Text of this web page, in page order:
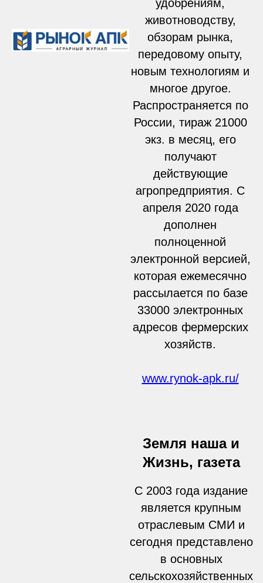
удобрениям,
животноводству,
обзорам рынка,
передовому опыту,
новым технологиям и
многое другое.
Распространяется по
России, тираж 21000
экз. в месяц, его
получают
действующие
агропредприятия. С
апреля 2020 года
дополнен
полноценной
электронной версией,
которая ежемесячно
рассылается по базе
33000 электронных
адресов фермерских
хозяйств.
www.rynok-apk.ru/
Земля наша и
Жизнь, газета
С 2003 года издание
является крупным
отраслевым СМИ и
сегодня представлено
в основных
сельскохозяйственных